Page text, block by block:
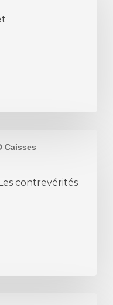
Caisses
contrevérités